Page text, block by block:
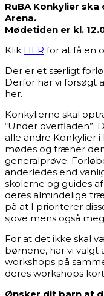
RuBA Konkylier
Arena.
Mødetiden er kl.
Klik HER for at få en
Der er et særligt
Derfor har vi forsøgt
her.
Konkylierne skal
“Under overfladen”.
alle andre Konkylier
mødes og træner
generalprøve.
anderledes end
skolerne og guides
deres almindelige
på at I prioriterer
sjove mens også
For at det ikke skal
børnene, har vi valgt
workshops på
deres workshops